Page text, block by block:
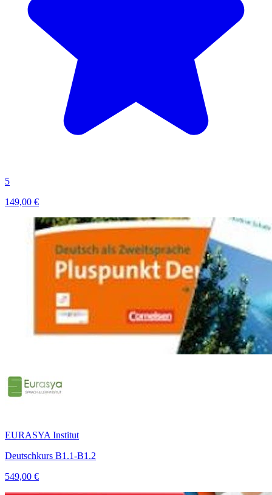
5
149,00 €
EURASYA Institut
Deutschkurs B1.1-B1.2
549,00 €